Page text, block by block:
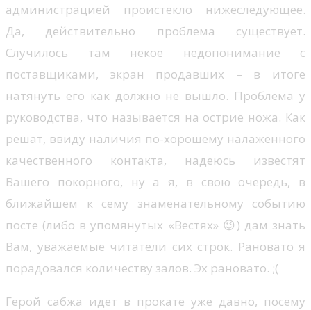
администрацией проистекло нижеследующее.
Да, действительно проблема существует.
Случилось там некое недопонимание с
поставщиками, экран продавших – в итоге
натянуть его как должно не вышло. Проблема у
руководства, что называется на острие ножа. Как
решат, ввиду наличия по-хорошему налаженного
качественного контакта, надеюсь известят
Вашего покорного, ну а я, в свою очередь, в
ближайшем к сему знаменательному событию
посте (либо в упомянутых «Вестях» 😉) дам знать
Вам, уважаемые читатели сих строк. Рановато я
порадовался количеству залов. Эх рановато. ;(
Герой сабжа идет в прокате уже давно, посему